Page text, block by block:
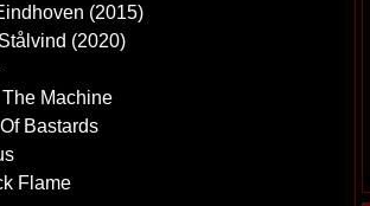
(2015)
(2020)
Machine
Bastards
Flame